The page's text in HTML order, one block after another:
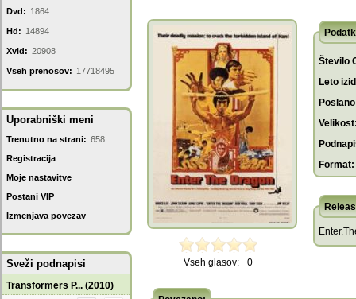
Dvd: 1864
Hd: 14894
Xvid: 20908
Vseh prenosov: 17718495
Uporabniški meni
Trenutno na strani: 658
Registracija
Moje nastavitve
Postani VIP
Izmenjava povezav
Sveži podnapisi
Transformers P... (2010)
Vseh glasov: 0
Število
Leto
Format: